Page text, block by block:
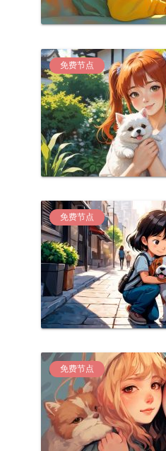
免费节点
免费节点
免费节点